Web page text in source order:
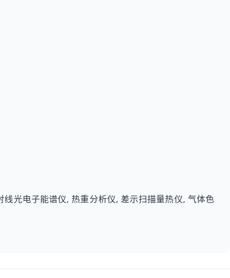
光电子能谱仪, 热重分析仪, 差示扫描量热仪, 气体色